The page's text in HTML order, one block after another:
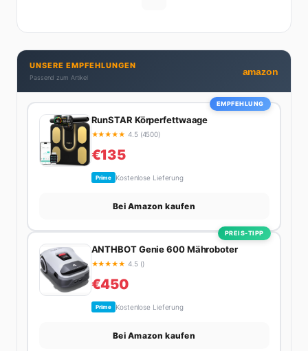
Privatleben unter einen Hut bekommt. Privat ist sie
bekennende Kaffee-Süchtige (3+ Tassen am Tag,
Minimum), Podcast-Hörerin und verbringt ihre
Wochenenden am liebsten in der Natur oder auf dem
UNSERE EMPFEHLUNGEN
Passend zum Artikel
amazon
EMPFEHLUNG
RunSTAR Körperfettwaage
★★★★★ 4.5 (4500)
€135
Prime Kostenlose Lieferung
Bei Amazon kaufen
PREIS-TIPP
ANTHBOT Genie 600 Mähroboter
★★★★★ 4.5 ()
€450
Prime Kostenlose Lieferung
Bei Amazon kaufen